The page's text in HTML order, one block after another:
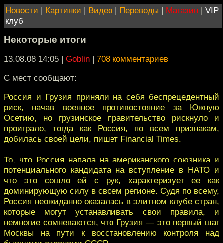
Новости | Картинки | Видео | Переводы | Магазин | VIP
клуб
Некоторые итоги
13.08.08 14:05 | Goblin | 708 комментариев
С мест сообщают:
Россия и Грузия приняли на себя беспрецедентный
риск, начав военное противостояние за Южную
Осетию, но грузинское правительство рискнуло и
проиграло, тогда как Россия, по всем признакам,
добилась своей цели, пишет Financial Times.
То, что Россия напала на американского союзника и
потенциального кандидата на вступление в НАТО и
что это сошло ей с рук, характеризует ее как
доминирующую силу в своем регионе. Судя по всему,
Россия неожиданно оказалась в элитном клубе стран,
которые могут устанавливать свои правила, и
немногие сомневаются, что Грузия — это первый шаг
Москвы на пути к восстановлению контроля над